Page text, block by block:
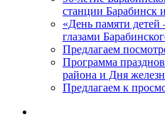
станции Барабинск
«День памяти
глазами
Предлагаем
Программа
района и Дня
Предлагаем к